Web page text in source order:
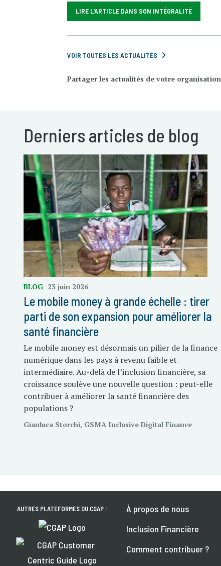
LIRE L'ARTICLE DANS SON INTÉGRALITÉ
VOIR TOUTES LES ACTUALITÉS
Partager les actualités de votre organisation
Derniers articles de blog
BLOG 23 juin 2026
Le mobile money à grande échelle : tirer
parti de son expansion pour améliorer la
santé financière
Le mobile money est désormais un pilier de la finance
numérique dans les pays à revenu faible et
intermédiaire. Au-delà de l’inclusion financière, sa
croissance soulève une nouvelle question : peut-elle
contribuer à améliorer la santé financière des
populations ?
Gianluca Storchi, GSMA Inclusive Digital Finance
AUTRES PLATEFORMES DU CGAP :
À propos de nous
Inclusion Financière
Comment contribuer ?